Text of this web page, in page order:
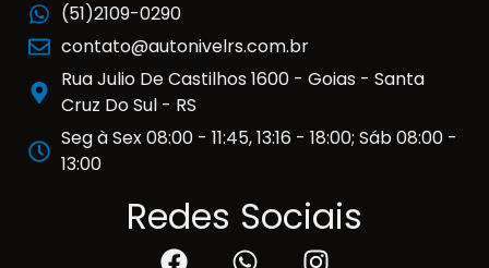
(51)2109-0290
contato@autonivelrs.com.br
Rua Julio De Castilhos 1600 - Goias - Santa
Cruz Do Sul - RS
Seg à Sex 08:00 - 11:45, 13:16 - 18:00; Sáb 08:00 -
13:00
Redes Sociais